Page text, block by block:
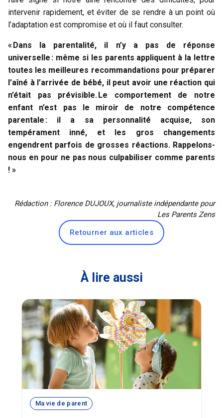
intervenir rapidement, et éviter de se rendre à un point où
l’adaptation est compromise et où il faut consulter.
« Dans la parentalité, il n’y a pas de réponse
universelle : même si les parents appliquent à la lettre
toutes les meilleures recommandations pour préparer
l’aîné à l’arrivée de bébé, il peut avoir une réaction qui
n’était pas prévisible. Le comportement de notre
enfant n’est pas le miroir de notre compétence
parentale : il a sa personnalité acquise, son
tempérament inné, et les gros changements
engendrent parfois de grosses réactions. Rappelons-
nous en pour ne pas nous culpabiliser comme parents
! »
Rédaction : Florence DUJOUX, journaliste indépendante pour
Les Parents Zens
Retourner aux articles
À lire aussi
Ma vie de parent